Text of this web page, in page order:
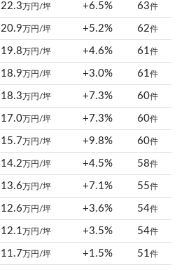
22.3万円/坪 +6.5% 63件
20.9万円/坪 +5.2% 62件
19.8万円/坪 +4.6% 61件
18.9万円/坪 +3.0% 61件
18.3万円/坪 +7.3% 60件
17.0万円/坪 +7.3% 60件
15.7万円/坪 +9.8% 60件
14.2万円/坪 +4.5% 58件
13.6万円/坪 +7.1% 55件
12.6万円/坪 +3.6% 54件
12.1万円/坪 +3.5% 54件
11.7万円/坪 +1.5% 51件